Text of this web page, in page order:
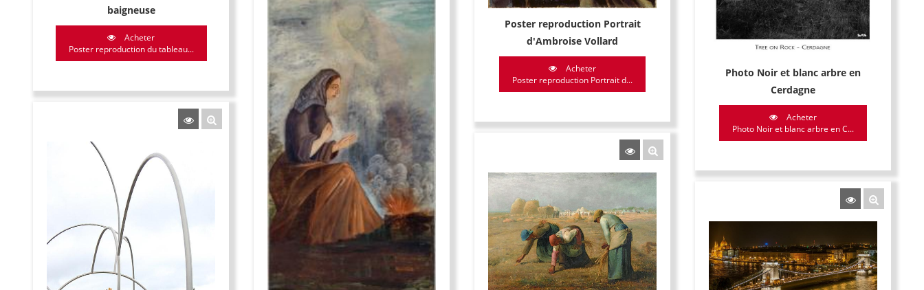
baigneuse
Acheter
Poster reproduction du tableau...
Poster reproduction Portrait
d'Ambroise Vollard
Acheter
Poster reproduction Portrait d...
Photo Noir et blanc arbre en
Cerdagne
Acheter
Photo Noir et blanc arbre en C...